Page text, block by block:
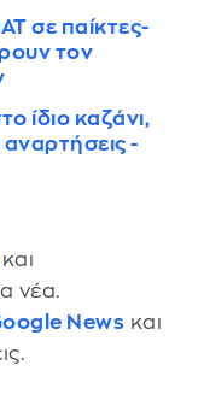
σε παίκτες-
τον
ίδιο καζάνι,
-
και
νέα.
News και